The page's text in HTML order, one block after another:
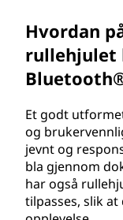
Hvordan
rullehjulet
Et godt
og
jevnt og
bla gjennom
har også
tilpasses, slik